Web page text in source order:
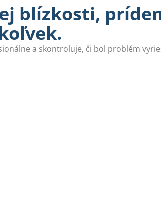
blízkosti,
a skontroluje, či bol problém